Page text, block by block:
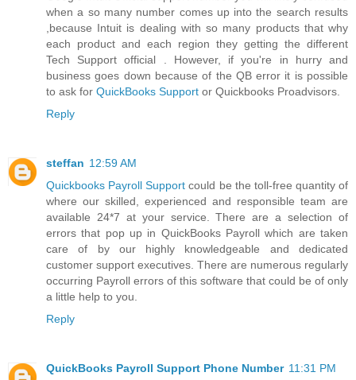
when a so many number comes up into the search results
,because Intuit is dealing with so many products that why
each product and each region they getting the different
Tech Support official . However, if you're in hurry and
business goes down because of the QB error it is possible
to ask for QuickBooks Support or Quickbooks Proadvisors.
Reply
steffan 12:59 AM
Quickbooks Payroll Support could be the toll-free quantity of
where our skilled, experienced and responsible team are
available 24*7 at your service. There are a selection of
errors that pop up in QuickBooks Payroll which are taken
care of by our highly knowledgeable and dedicated
customer support executives. There are numerous regularly
occurring Payroll errors of this software that could be of only
a little help to you.
Reply
QuickBooks Payroll Support Phone Number 11:31 PM